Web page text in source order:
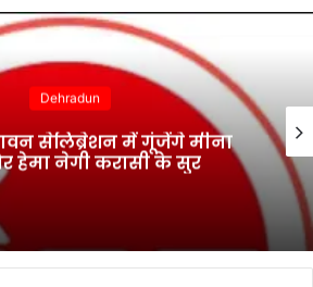
Dehradun
कार्यों ने पकड़ी रफ्तार,
हुआ सुरक्षित